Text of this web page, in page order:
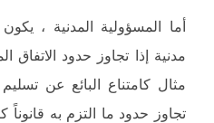
أما المسؤولية المدنية ،
مدنية إذا تجاوز حدود
مثال كامتناع البائع عن
تجاوز حدود ما التزم به قانوناً